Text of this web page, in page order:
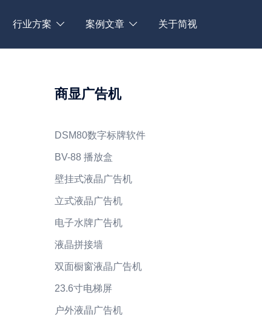
行业方案 案例文章 关于简视
商显广告机
DSM80数字标牌软件
BV-88 播放盒
壁挂式液晶广告机
立式液晶广告机
电子水牌广告机
液晶拼接墙
双面橱窗液晶广告机
23.6寸电梯屏
户外液晶广告机